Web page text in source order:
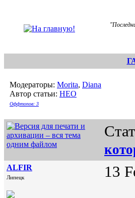
Модераторы: Morita, Diana
Автор статьи: НЕО
Оффтопов: 3
ALFIR
Липецк 13